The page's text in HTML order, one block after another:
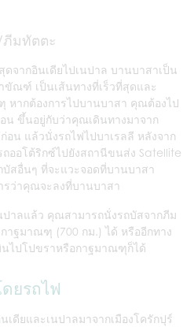
ภีมทัตตะ
จากอินเดียไปเนปาล บานบาสาเป็น
ขัณฑ์ เป็นเส้นทางที่เร็วที่สุดและ
หากต้องการไปบานบาสา คุณต้องไป
น ขึ้นอยู่กับว่าคุณเดินทางมาจาก
อน แล้วนั่งรถไฟไปบาเรลลี หลังจาก
ออโต้ริกซ์ไปยังสถานีขนส่ง Satellite
สอื่นๆ ที่จะแวะจอดที่บานบาสา
รว่าคุณจะลงที่บานบาสา
าลแล้ว คุณสามารถนั่งรถบัสจากภีม
าฐมาณฑุ (700 กม.) ได้ หรืออีกทาง
ไปโปขราหรือกาฐมาณฑุก็ได้
ยรถไฟ
เดียและเนปาลมาจากเมืองโครักปุร์